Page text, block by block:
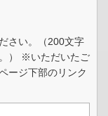
さい。（200文字
） ※いただいたご
ージ下部のリンク